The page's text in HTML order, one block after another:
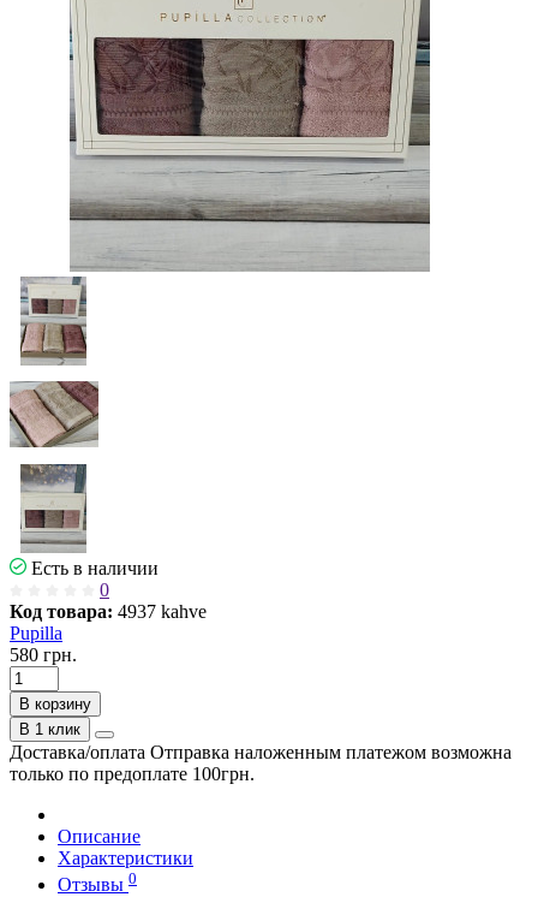
Есть в наличии
0
Код товара: 4937 kahve
Pupilla
580 грн.
В корзину
В 1 клик
Доставка/оплата Отправка наложенным платежом возможна
только по предоплате 100грн.
Описание
Характеристики
Отзывы 0